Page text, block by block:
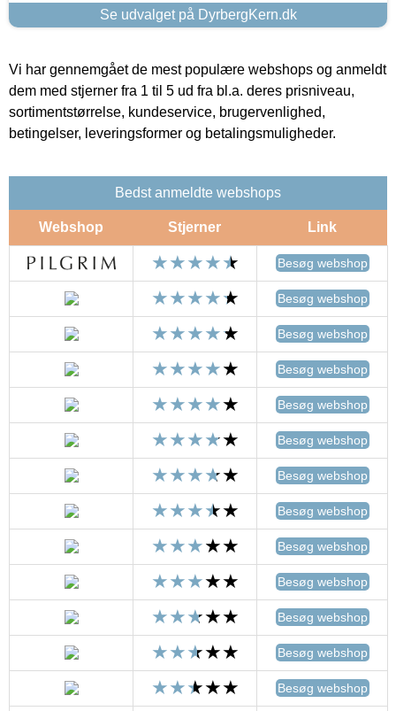
Se udvalget på DyrbergKern.dk
Vi har gennemgået de mest populære webshops og anmeldt
dem med stjerner fra 1 til 5 ud fra bl.a. deres prisniveau,
sortimentstørrelse, kundeservice, brugervenlighed,
betingelser, leveringsformer og betalingsmuligheder.
Bedst anmeldte webshops
Webshop Stjerner Link
Besøg webshop
Besøg webshop
Besøg webshop
Besøg webshop
Besøg webshop
Besøg webshop
Besøg webshop
Besøg webshop
Besøg webshop
Besøg webshop
Besøg webshop
Besøg webshop
Besøg webshop